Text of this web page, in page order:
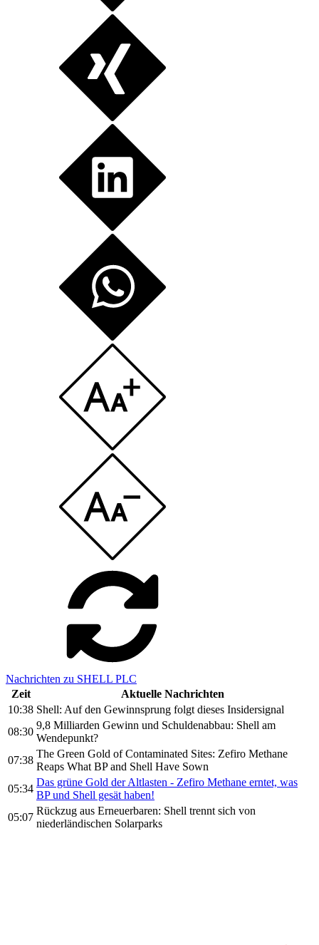
Nachrichten zu SHELL PLC
Zeit
Aktuelle Nachrichten
10:38 Shell: Auf den Gewinnsprung folgt dieses Insidersignal
08:30
9,8 Milliarden Gewinn und Schuldenabbau: Shell am
Wendepunkt?
07:38
The Green Gold of Contaminated Sites: Zefiro Methane
Reaps What BP and Shell Have Sown
05:34
Das grüne Gold der Altlasten - Zefiro Methane erntet, was
BP und Shell gesät haben!
05:07
Rückzug aus Erneuerbaren: Shell trennt sich von
niederländischen Solarparks